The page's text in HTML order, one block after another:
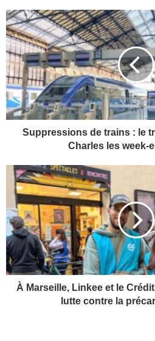
S
u
p
p
r
e
s
s
i
r
a
i
n
s
:
Suppressions de trains : le
Charles les week-
r
s
e
i
l
l
À Marseille, Linkee et le
lutte contre la